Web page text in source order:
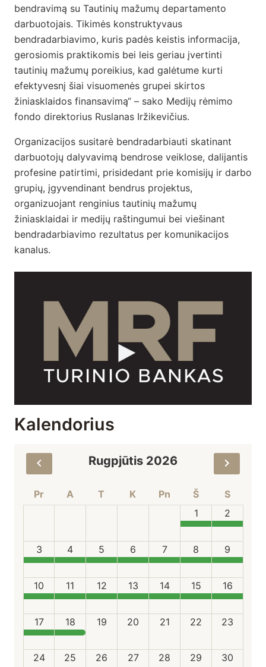
bendravimą su Tautinių mažumų departamento
darbuotojais. Tikimės konstruktyvaus
bendradarbiavimo, kuris padės keistis informacija,
gerosiomis praktikomis bei leis geriau įvertinti
tautinių mažumų poreikius, kad galėtume kurti
efektyvesnį šiai visuomenės grupei skirtos
žiniasklaidos finansavimą“ – sako Medijų rėmimo
fondo direktorius Ruslanas Iržikevičius.
Organizacijos susitarė bendradarbiauti skatinant
darbuotojų dalyvavimą bendrose veiklose, dalijantis
profesine patirtimi, prisidedant prie komisijų ir darbo
grupių, įgyvendinant bendrus projektus,
organizuojant renginius tautinių mažumų
žiniasklaidai ir medijų raštingumui bei viešinant
bendradarbiavimo rezultatus per komunikacijos
kanalus.
Kalendorius
Rugpjūtis 2026
Pr A T K Pn Š
S
1
2
3 4 5 6 7 8 9
10 11 12 13 14 15 16
17 18 19 20 21 22 23
24 25 26 27 28 29 30